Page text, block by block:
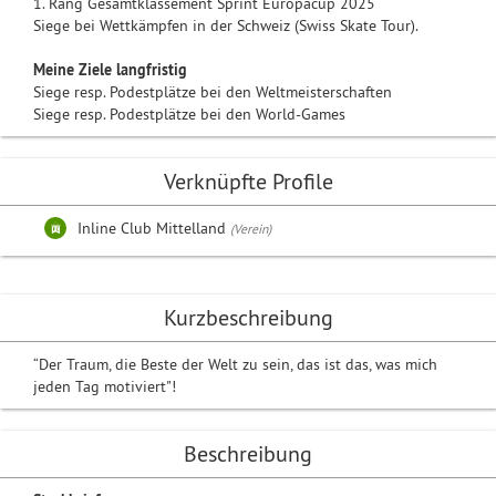
Kurzbeschreibung
“Der Traum, die Beste der Welt zu sein, das ist das, was mich
jeden Tag motiviert"!
Beschreibung
Siege bei Wettkämpfen in der Schweiz (Swiss Skate Tour).
Meine Ziele langfristig
Siege resp. Podestplätze bei den Weltmeisterschaften
Siege resp. Podestplätze bei den World-Games
Verknüpfte Profile
Inline Club Mittelland (Verein)